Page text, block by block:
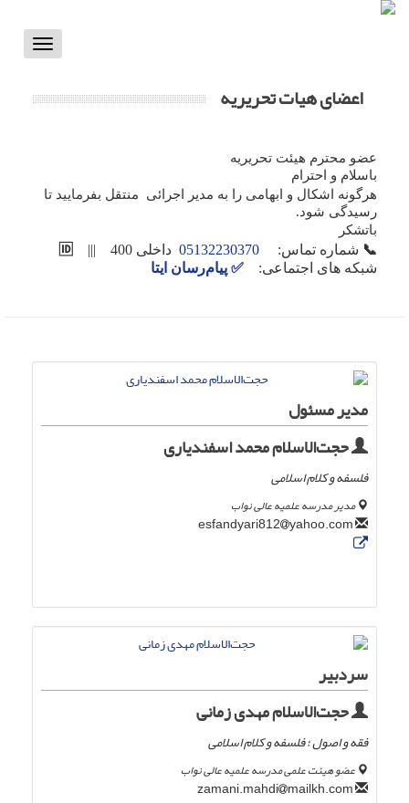
Toggle
اعضای هیات تحریریه
عضو محترم هیئت تحریریه
باسلام و احترام
هرگونه اشکال و ابهامی را به مدیر اجرائی منتقل بفرمایید تا
رسیدگی شود.
باتشکر
📞 شماره تماس: 05132230370 داخلی 400 |||
🆔
شبکه های اجتماعی:
✅ پیام‌رسان ایتا
مدیر مسئول
حجت‌الاسلام محمد اسفندیاری
فلسفه و کلام اسلامی
مدیر مدرسه علمیه عالی نواب
yahoo.com
سردبیر
حجت‌الاسلام مهدی زمانی
فقه و اصول ؛ فلسفه و کلام اسلامی
عضو هیئت علمی مدرسه علمیه عالی نواب
mailkh.com